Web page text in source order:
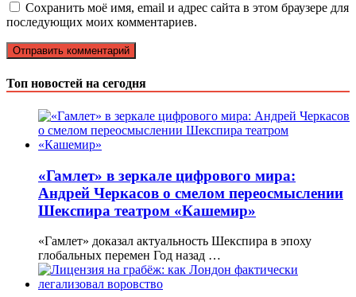
Сохранить моё имя, email и адрес сайта в этом браузере для
последующих моих комментариев.
Топ новостей на сегодня
«Гамлет» в зеркале цифрового мира:
Андрей Черкасов о смелом переосмыслении
Шекспира театром «Кашемир»
«Гамлет» доказал актуальность Шекспира в эпоху
глобальных перемен Год назад …